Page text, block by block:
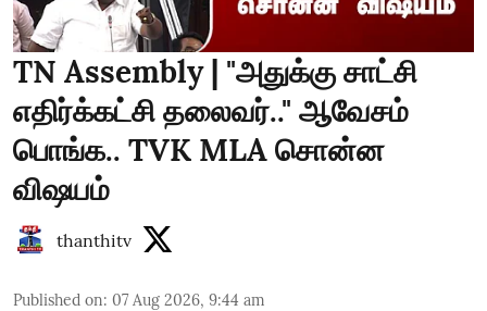
TN Assembly | "அதுக்கு சாட்சி
எதிர்க்கட்சி தலைவர்.." ஆவேசம்
பொங்க.. TVK MLA சொன்ன
விஷயம்
thanthitv
Published on: 07 Aug 2026, 9:44 am